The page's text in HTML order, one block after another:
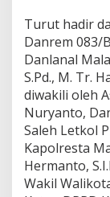
Turut hadir
Danrem 083/
Danlanal
S.Pd., M. Tr.
diwakili oleh
Nuryanto,
Saleh Letkol
Kapolresta
Hermanto,
Wakil